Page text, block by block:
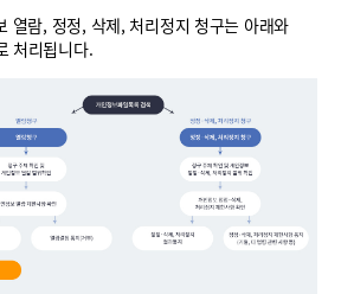
열람, 정정, 삭제, 처리정지 청구는 아래와
처리됩니다.